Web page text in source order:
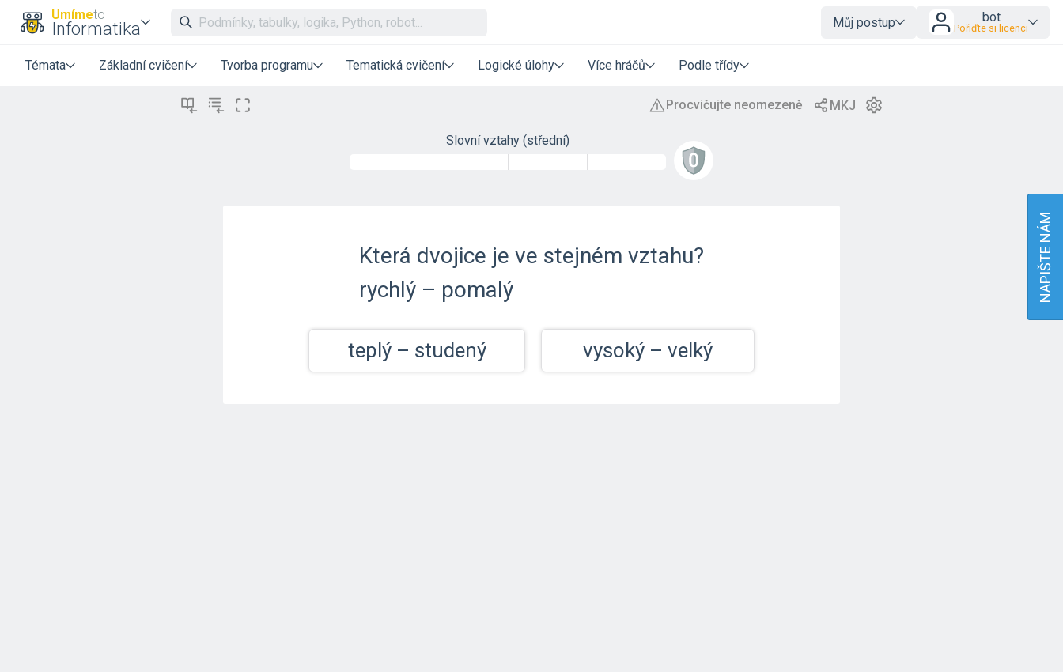
Umímeto
Informatika Můj postup bot
Pořiďte si licenci
Témata Základní cvičení Tvorba programu Tematická cvičení Logické úlohy Více hráčů Podle třídy
Slovní vztahy (střední)
Která dvojice je ve stejném vztahu?
rychlý – pomalý
teplý – studený vysoký – velký
NAPIŠTE NÁM